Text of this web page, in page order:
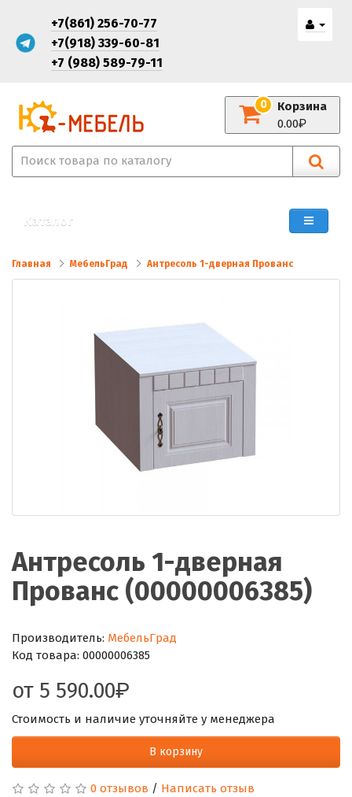
+7(861) 256-70-77
+7(918) 339-60-81
+7 (988) 589-79-11
Корзина
0
0.00
Каталог
Главная МебельГрад Антресоль 1-дверная Прованс
Антресоль 1-дверная
Прованс (00000006385)
Производитель: МебельГрад
Код товара: 00000006385
от 5 590.00
Стоимость и наличие уточняйте у менеджера
В корзину
0 отзывов / Написать отзыв